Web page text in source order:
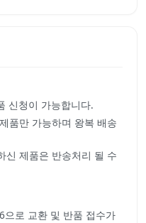
신청이 가능합니다.
품만 가능하며 왕복 배송
신 제품은 반송처리 될 수
으로 교환 및 반품 접수가